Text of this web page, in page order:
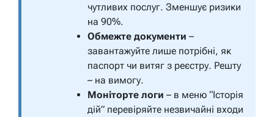
чутливих послуг. Зменшує ризики
на 90%.
Обмежте документи –
завантажуйте лише потрібні, як
паспорт чи витяг з реєстру. Решту
– на вимогу.
Моніторте логи – в меню “Історія
дій” перевіряйте незвичайні входи